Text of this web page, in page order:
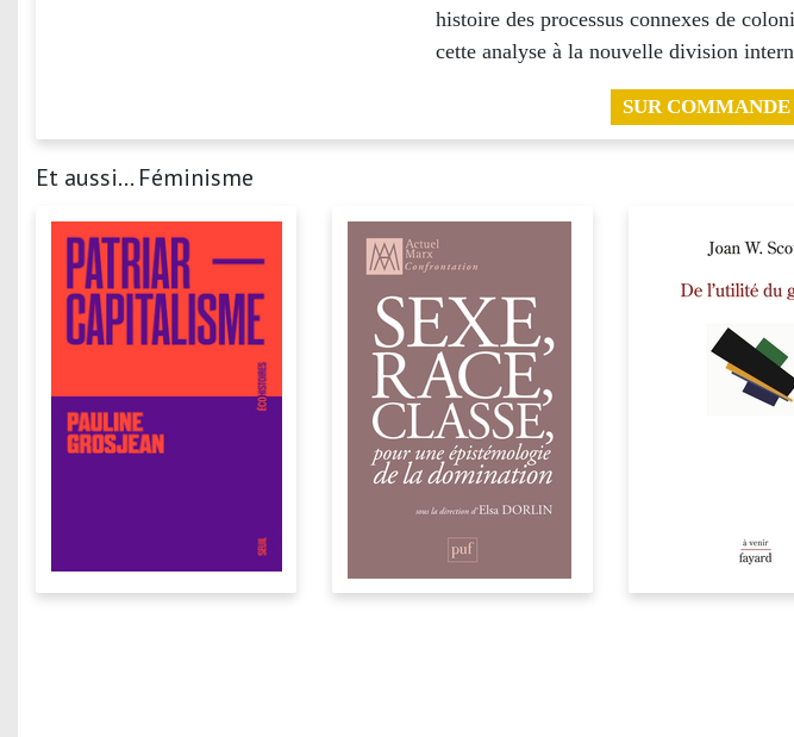
histoire des processus connexes de
cette analyse à la nouvelle division
SUR COMMANDE
Et aussi... Féminisme